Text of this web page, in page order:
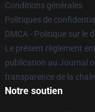
Conditions générales
Politiques de
DMCA - Politique sur le
Le présent règlement
publication au Journal
transparence de la
Notre soutien